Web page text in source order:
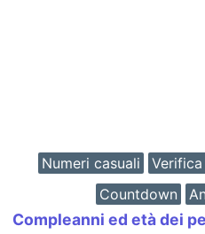
Numeri casuali Verifica
Countdown
Compleanni ed età dei